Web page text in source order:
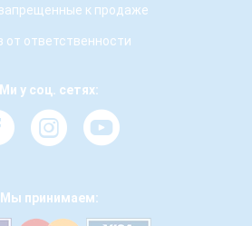
к продаже
от ответственности
Ми у соц. сетях:
Мы принимаем: